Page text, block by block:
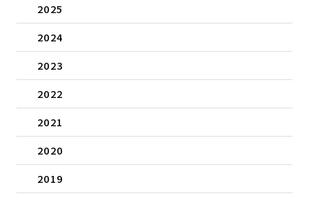
2025
2024
2023
2022
2021
2020
2019